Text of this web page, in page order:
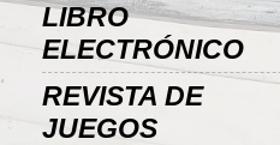
LIBRO
ELECTRÓNICO
REVISTA DE
JUEGOS